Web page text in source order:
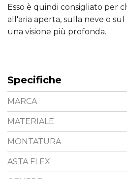
Esso è quindi consigliato per
all'aria aperta, sulla neve o
una visione più profonda.
Specifiche
MARCA
MATERIALE
MONTATURA
ASTA FLEX